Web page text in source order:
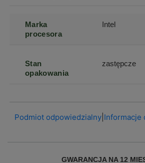
Marka
procesora
Intel
Stan
opakowania
zastępcze
Podmiot odpowiedzialny| Informacje
GWARANCJA NA 12